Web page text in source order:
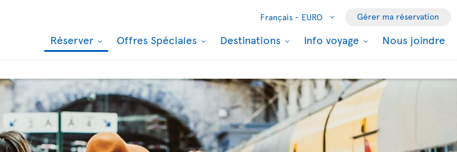
Français - EURO Gérer ma réservation
Réserver Offres Spéciales Destinations Info voyage Nous joindre